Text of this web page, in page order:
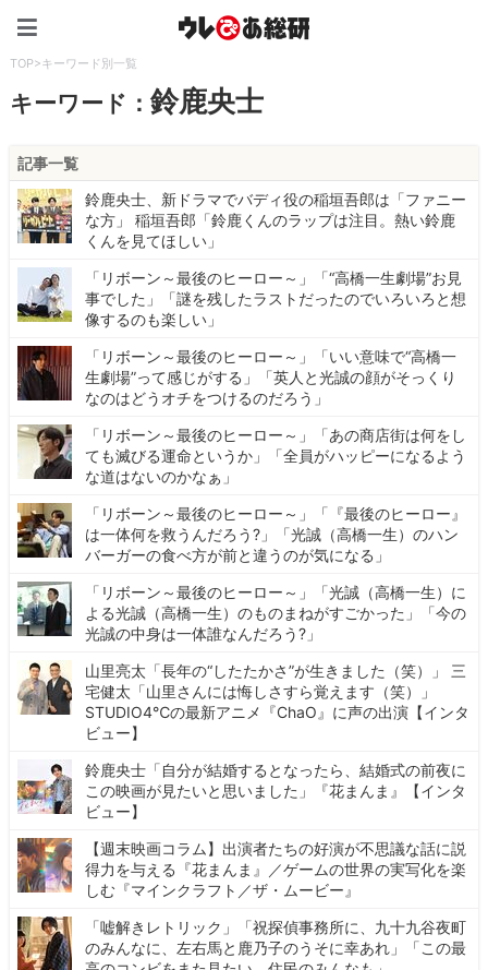
TOP>キーワード別一覧
キーワード：鈴鹿央士
記事一覧
鈴鹿央士、新ドラマでバディ役の稲垣吾郎は「ファニー
な方」 稲垣吾郎「鈴鹿くんのラップは注目。熱い鈴鹿
くんを見てほしい」
「リボーン～最後のヒーロー～」「“高橋一生劇場”お見
事でした」「謎を残したラストだったのでいろいろと想
像するのも楽しい」
「リボーン～最後のヒーロー～」「いい意味で“高橋一
生劇場”って感じがする」「英人と光誠の顔がそっくり
なのはどうオチをつけるのだろう」
「リボーン～最後のヒーロー～」「あの商店街は何をし
ても滅びる運命というか」「全員がハッピーになるよう
な道はないのかなぁ」
「リボーン～最後のヒーロー～」「『最後のヒーロー』
は一体何を救うんだろう?」「光誠（高橋一生）のハン
バーガーの食べ方が前と違うのが気になる」
「リボーン～最後のヒーロー～」「光誠（高橋一生）に
よる光誠（高橋一生）のものまねがすごかった」「今の
光誠の中身は一体誰なんだろう?」
山里亮太「長年の“したたかさ”が生きました（笑）」 三
宅健太「山里さんには悔しさすら覚えます（笑）」
STUDIO4℃の最新アニメ『ChaO』に声の出演【インタ
ビュー】
鈴鹿央士「自分が結婚するとなったら、結婚式の前夜に
この映画が見たいと思いました」『花まんま』【インタ
ビュー】
【週末映画コラム】出演者たちの好演が不思議な話に説
得力を与える『花まんま』／ゲームの世界の実写化を楽
しむ『マインクラフト／ザ・ムービー』
「嘘解きレトリック」「祝探偵事務所に、九十九谷夜町
のみんなに、左右馬と鹿乃子のうそに幸あれ」「この最